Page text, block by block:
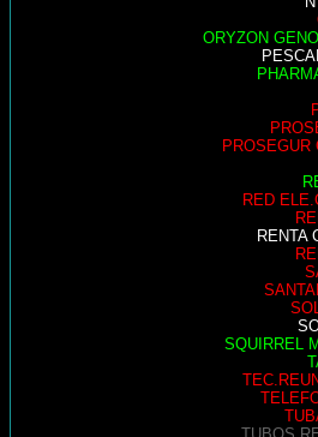
ORYZON
PROSEGUR
RED
RENTA
SQUIRREL